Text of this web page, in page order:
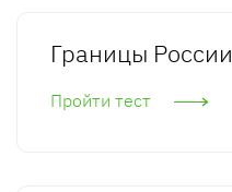
Границы России
Пройти тест